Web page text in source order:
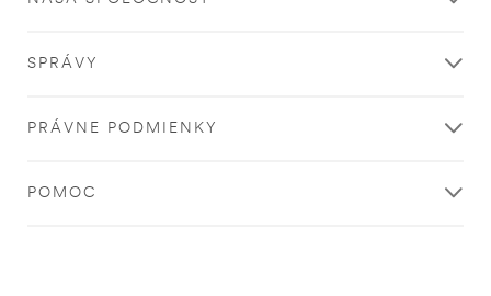
SPRÁVY
PRÁVNE PODMIENKY
POMOC